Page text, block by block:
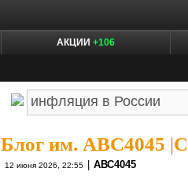
АКЦИИ +106
Блог им. ABC4045 |
12 июня 2026, 22:55 АВС4045